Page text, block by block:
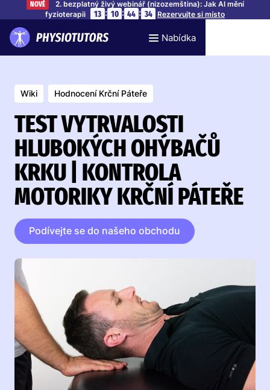
NOVÉ
2. bezplatný živý webinář (nizozemština): Jak AI mění
fyzioterapii
13 : 10 : 44 : 33 Rezervujte si místo
Nabídka
Wiki Hodnocení Krční Páteře
TEST VYTRVALOSTI
HLUBOKÝCH OHÝBAČŮ
KRKU | KONTROLA
MOTORIKY KRČNÍ PÁTEŘE
Podívejte se do našeho obchodu